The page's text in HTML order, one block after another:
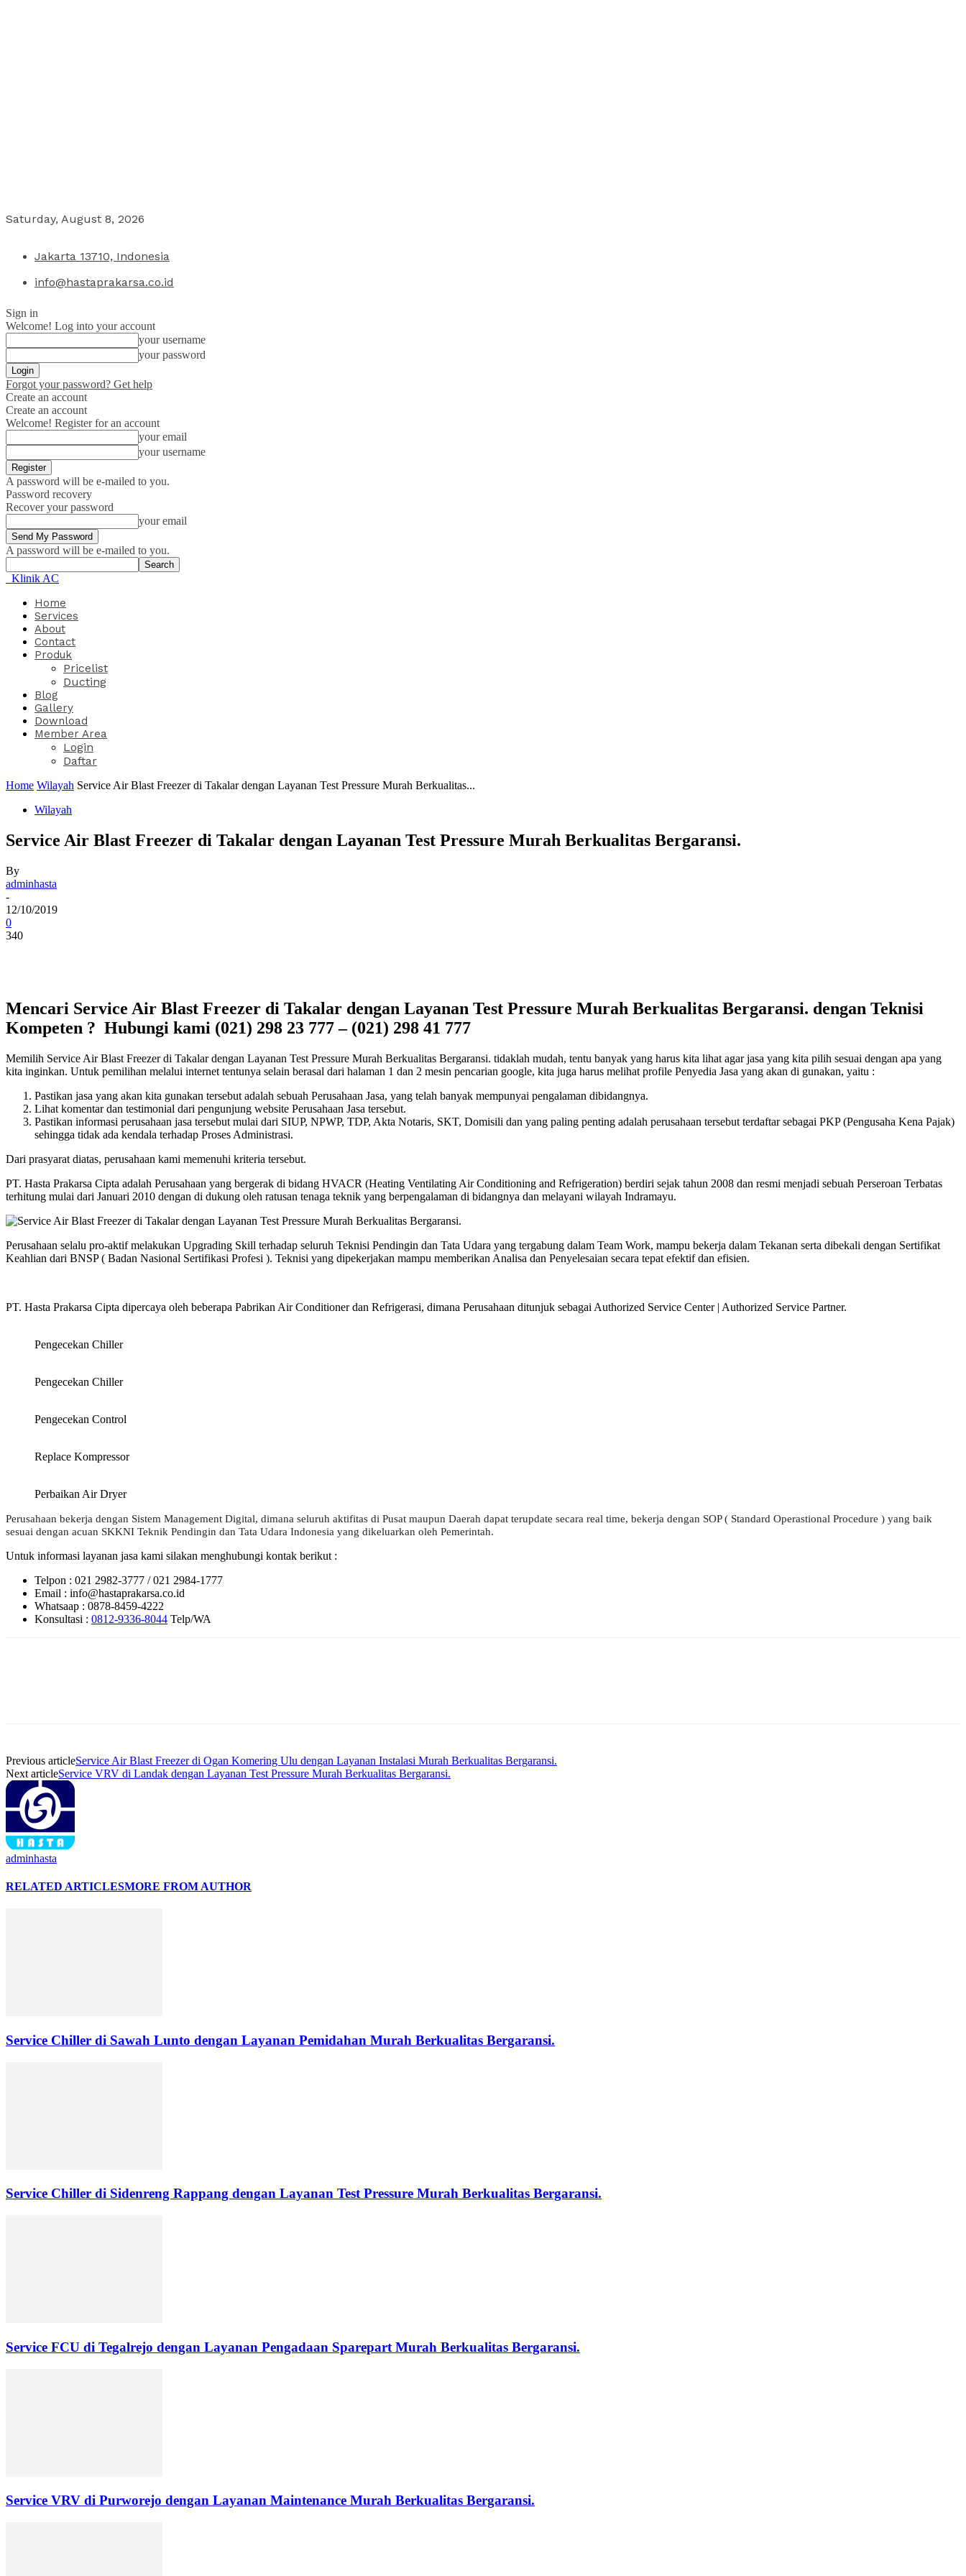
Saturday, August 8, 2026
Jakarta 13710, Indonesia
info@hastaprakarsa.co.id
Sign in
Welcome! Log into your account
your username
your password
Forgot your password? Get help
Create an account
Create an account
Welcome! Register for an account
your email
your username
A password will be e-mailed to you.
Password recovery
Recover your password
your email
A password will be e-mailed to you.
Klinik AC
Home
Services
About
Contact
Produk
Pricelist
Ducting
Blog
Gallery
Download
Member Area
Login
Daftar
Home Wilayah Service Air Blast Freezer di Takalar dengan Layanan Test Pressure Murah Berkualitas...
Wilayah
Service Air Blast Freezer di Takalar dengan Layanan Test Pressure Murah Berkualitas Bergaransi.
By
adminhasta
-
12/10/2019
0
340
Mencari Service Air Blast Freezer di Takalar dengan Layanan Test Pressure Murah Berkualitas Bergaransi. dengan Teknisi
Kompeten ? Hubungi kami (021) 298 23 777 – (021) 298 41 777
Memilih Service Air Blast Freezer di Takalar dengan Layanan Test Pressure Murah Berkualitas Bergaransi. tidaklah mudah, tentu banyak yang harus kita lihat agar jasa yang kita pilih sesuai dengan apa yang
kita inginkan. Untuk pemilihan melalui internet tentunya selain berasal dari halaman 1 dan 2 mesin pencarian google, kita juga harus melihat profile Penyedia Jasa yang akan di gunakan, yaitu :
Pastikan jasa yang akan kita gunakan tersebut adalah sebuah Perusahaan Jasa, yang telah banyak mempunyai pengalaman dibidangnya.
Lihat komentar dan testimonial dari pengunjung website Perusahaan Jasa tersebut.
Pastikan informasi perusahaan jasa tersebut mulai dari SIUP, NPWP, TDP, Akta Notaris, SKT, Domisili dan yang paling penting adalah perusahaan tersebut terdaftar sebagai PKP (Pengusaha Kena Pajak)
sehingga tidak ada kendala terhadap Proses Administrasi.
Dari prasyarat diatas, perusahaan kami memenuhi kriteria tersebut.
PT. Hasta Prakarsa Cipta adalah Perusahaan yang bergerak di bidang HVACR (Heating Ventilating Air Conditioning and Refrigeration) berdiri sejak tahun 2008 dan resmi menjadi sebuah Perseroan Terbatas
terhitung mulai dari Januari 2010 dengan di dukung oleh ratusan tenaga teknik yang berpengalaman di bidangnya dan melayani wilayah Indramayu.
Perusahaan selalu pro-aktif melakukan Upgrading Skill terhadap seluruh Teknisi Pendingin dan Tata Udara yang tergabung dalam Team Work, mampu bekerja dalam Tekanan serta dibekali dengan Sertifikat
Keahlian dari BNSP ( Badan Nasional Sertifikasi Profesi ). Teknisi yang dipekerjakan mampu memberikan Analisa dan Penyelesaian secara tepat efektif dan efisien.
PT. Hasta Prakarsa Cipta dipercaya oleh beberapa Pabrikan Air Conditioner dan Refrigerasi, dimana Perusahaan ditunjuk sebagai Authorized Service Center | Authorized Service Partner.
Pengecekan Chiller
Pengecekan Chiller
Pengecekan Control
Replace Kompressor
Perbaikan Air Dryer
Perusahaan bekerja dengan Sistem Management Digital, dimana seluruh aktifitas di Pusat maupun Daerah dapat terupdate secara real time, bekerja dengan SOP ( Standard Operastional Procedure ) yang baik
sesuai dengan acuan SKKNI Teknik Pendingin dan Tata Udara Indonesia yang dikeluarkan oleh Pemerintah.
Untuk informasi layanan jasa kami silakan menghubungi kontak berikut :
Telpon : 021 2982-3777 / 021 2984-1777
Email : info@hastaprakarsa.co.id
Whatsaap : 0878-8459-4222
Konsultasi : 0812-9336-8044 Telp/WA
Previous articleService Air Blast Freezer di Ogan Komering Ulu dengan Layanan Instalasi Murah Berkualitas Bergaransi.
Next articleService VRV di Landak dengan Layanan Test Pressure Murah Berkualitas Bergaransi.
adminhasta
RELATED ARTICLESMORE FROM AUTHOR
Service Chiller di Sawah Lunto dengan Layanan Pemidahan Murah Berkualitas Bergaransi.
Service Chiller di Sidenreng Rappang dengan Layanan Test Pressure Murah Berkualitas Bergaransi.
Service FCU di Tegalrejo dengan Layanan Pengadaan Sparepart Murah Berkualitas Bergaransi.
Service VRV di Purworejo dengan Layanan Maintenance Murah Berkualitas Bergaransi.